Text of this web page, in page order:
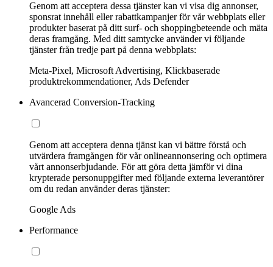
Genom att acceptera dessa tjänster kan vi visa dig annonser,
sponsrat innehåll eller rabattkampanjer för vår webbplats eller
produkter baserat på ditt surf- och shoppingbeteende och mäta
deras framgång. Med ditt samtycke använder vi följande
tjänster från tredje part på denna webbplats:
Meta-Pixel, Microsoft Advertising, Klickbaserade
produktrekommendationer, Ads Defender
Avancerad Conversion-Tracking
Genom att acceptera denna tjänst kan vi bättre förstå och
utvärdera framgången för vår onlineannonsering och optimera
vårt annonserbjudande. För att göra detta jämför vi dina
krypterade personuppgifter med följande externa leverantörer
om du redan använder deras tjänster:
Google Ads
Performance